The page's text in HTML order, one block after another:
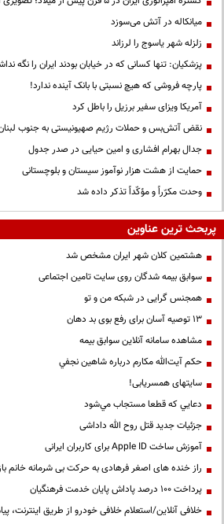
میانکاله در آتش می‌سوزد
زلزله شهر یاسوج را لرزاند
پزشکیان: تنها کسانی که در خیابان بودند ایران را نگه
پارچه فروشی که هیچ نسبتی با بانک آینده ندارد!
آمریکا ویزای سفیر برزیل را باطل کرد
نقض آتش‌بس و حملات رژیم صهیونیستی به جنوب
جدال بهرام افشاری و امین حیایی در صدر جدول
حمایت از هشت هزار نوآموز سیستان و بلوچستانی
وحدت مکرّراً و مؤکّداً تذکر داده شد
پربحث ترین عناوین
هشتمین کلان شهر ایران مشخص شد
سوابق بیمه شدگان روی سایت تامین اجتماعی
همجنس گرایی در شبکه من و تو
13 توصیه آسان برای رفع بوی بد دهان
مشاهده سامانه آنلاين سوابق بیمه
حكم آيت‌الله مكارم درباره شاهين نجفي
سایتهای همسریابی!
دعايي كه قطعا مستجاب مي‌شود
جزئیات جدید قتل روح الله داداشی
آموزش ساخت Apple ID برای کاربران ایرانی
راز خنده های اصغر فرهادی به حرکت بی شرمانه خانم
پرداخت ۱۰۰ درصد پاداش پایان خدمت فرهنگیان
خلافی آنلاین/استعلام خلافی خودرو از طریق اینترنت،